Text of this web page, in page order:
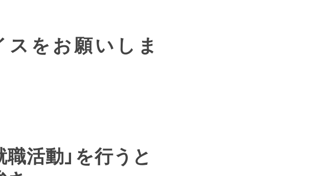
スをお願いしま
活動」を行うと